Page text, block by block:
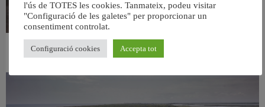
València ultima el nou centre per a persones majors del barri de Sant Antoni
6 agost, 2026
l'ús de TOTES les cookies. Tanmateix, podeu visitar
"Configuració de les galetes" per proporcionar un
consentiment controlat.
Configuració cookies Accepta tot